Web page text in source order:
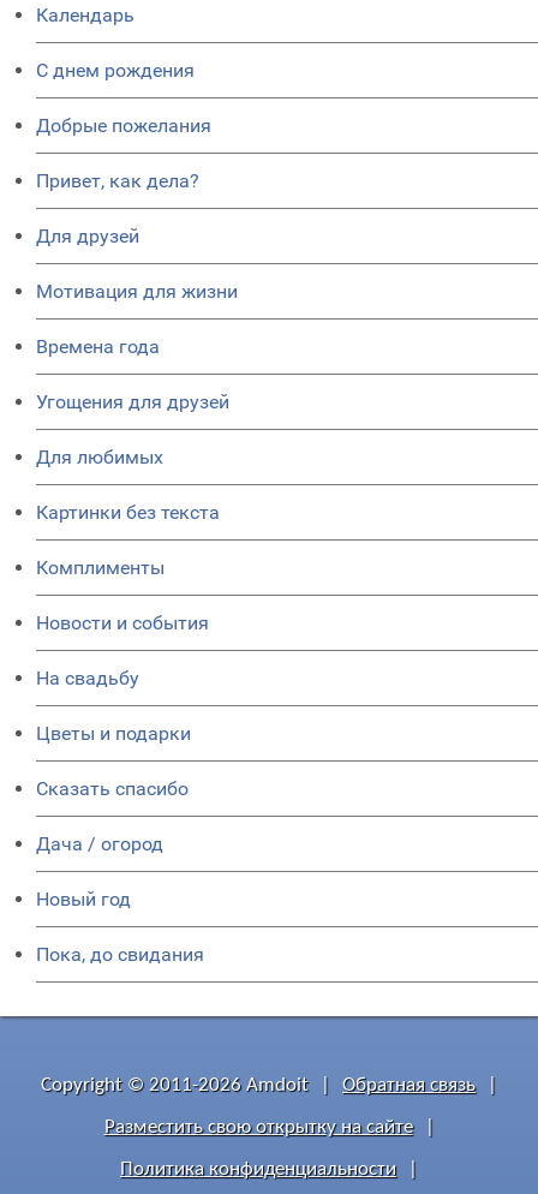
Календарь
C днем рождения
Добрые пожелания
Привет, как дела?
Для друзей
Мотивация для жизни
Времена года
Угощения для друзей
Для любимых
Картинки без текста
Комплименты
Новости и события
На свадьбу
Цветы и подарки
Сказать спасибо
Дача / огород
Новый год
Пока, до свидания
Copyright © 2011-2026 Amdoit Обратная связь
Разместить свою открытку на сайте
Политика конфиденциальности